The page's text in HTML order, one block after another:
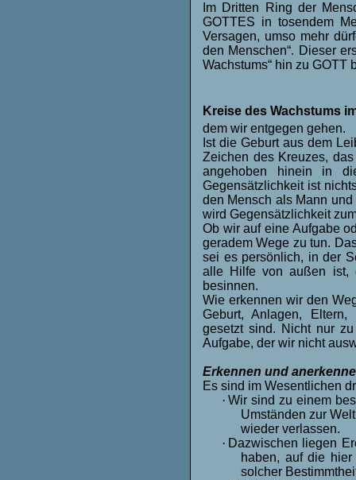
Im Dritten Ring der
GOTTES in tosendem
Versagen, umso mehr
den Menschen“. Dieser
Wachstums“ hin zu GOTT
Kreise des Wachstums
dem wir entgegen gehen.
Ist die Geburt aus dem
Zeichen des Kreuzes,
angehoben hinein in
Gegensätzlichkeit ist
den Mensch als Mann
wird Gegensätzlichkeit
Ob wir auf eine Aufgabe
geradem Wege zu tun.
sei es persönlich, in der
alle Hilfe von außen ist,
besinnen.
Wie erkennen wir den
Geburt, Anlagen, Eltern,
gesetzt sind. Nicht nur
Aufgabe, der wir nicht
Erkennen und
Es sind im Wesentlichen
· Wir sind zu einem
Umständen zur
wieder verlassen.
· Dazwischen liegen
haben, auf die
solcher